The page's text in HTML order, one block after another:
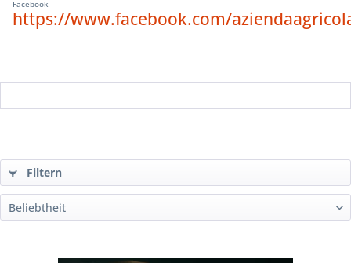
Facebook
https://www.facebook.com/
Filtern